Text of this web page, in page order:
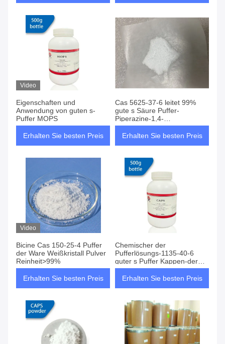
Video
Eigenschaften und
Anwendung von guten s-
Puffer MOPS
Erhalten Sie besten Preis
Cas 5625-37-6 leitet 99%
gute s Säure Puffer-
Piperazine-1,4-
Diethanesulfonic
Erhalten Sie besten Preis
Video
Bicine Cas 150-25-4 Puffer
der Ware Weißkristall Pulver
Reinheit>99%
Erhalten Sie besten Preis
Chemischer der
Pufferlösungs-1135-40-6
guter s Puffer Kappen-der
Pufferlösung
Erhalten Sie besten Preis